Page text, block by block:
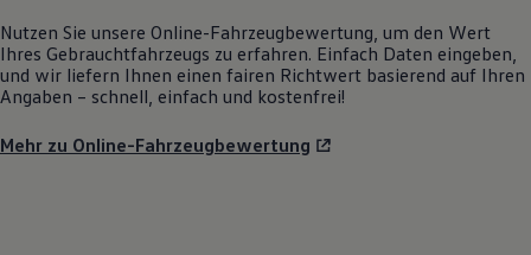
Nutzen Sie unsere Online-Fahrzeugbewertung, um den Wert
Ihres Gebrauchtfahrzeugs zu erfahren. Einfach Daten eingeben,
und wir liefern Ihnen einen fairen Richtwert basierend auf Ihren
Angaben – schnell, einfach und kostenfrei!
Mehr zu Online-Fahrzeugbewertung